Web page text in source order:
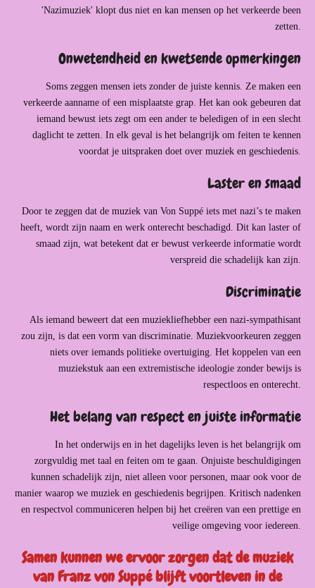
'Nazimuziek' klopt dus niet en kan mensen op het verkeerde been
zetten.
Onwetendheid en kwetsende opmerkingen
Soms zeggen mensen iets zonder de juiste kennis. Ze maken een
verkeerde aanname of een misplaatste grap. Het kan ook gebeuren dat
iemand bewust iets zegt om een ander te beledigen of in een slecht
daglicht te zetten. In elk geval is het belangrijk om feiten te kennen
voordat je uitspraken doet over muziek en geschiedenis.
Laster en smaad
Door te zeggen dat de muziek van Von Suppé iets met nazi’s te maken
heeft, wordt zijn naam en werk onterecht beschadigd. Dit kan laster of
smaad zijn, wat betekent dat er bewust verkeerde informatie wordt
verspreid die schadelijk kan zijn.
Discriminatie
Als iemand beweert dat een muziekliefhebber een nazi-sympathisant
zou zijn, is dat een vorm van discriminatie. Muziekvoorkeuren zeggen
niets over iemands politieke overtuiging. Het koppelen van een
muziekstuk aan een extremistische ideologie zonder bewijs is
respectloos en onterecht.
Het belang van respect en juiste informatie
In het onderwijs en in het dagelijks leven is het belangrijk om
zorgvuldig met taal en feiten om te gaan. Onjuiste beschuldigingen
kunnen schadelijk zijn, niet alleen voor personen, maar ook voor de
manier waarop we muziek en geschiedenis begrijpen. Kritisch nadenken
en respectvol communiceren helpen bij het creëren van een prettige en
veilige omgeving voor iedereen.
Samen kunnen we ervoor zorgen dat de muziek
van Franz von Suppé blijft voortleven in de